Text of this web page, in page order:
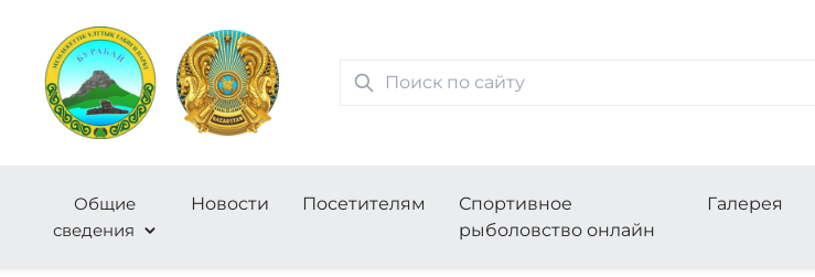
Общие
сведения
Новости Посетителям
Спортивное
рыболовство онлайн
Галерея